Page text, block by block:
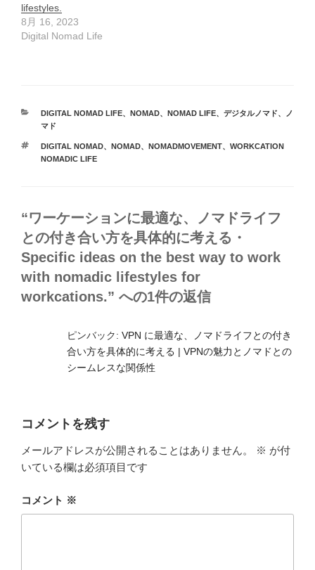
lifestyles.
8月 16, 2023
Digital Nomad Life
カ
テ
リ
ー
DIGITAL NOMAD LIFE、 NOMAD、 NOMAD LIFE、 デジタルノマド、
ノ
マド
タ
グ
DIGITAL NOMAD、 NOMAD、 NOMADMOVEMENT、 WORKCATION
NOMADIC LIFE
“ワーケーションに最適な、ノマドライフ
との付き合い方を具体的に考える・
Specific ideas on the best way to work
with nomadic lifestyles for
workcations.” への1件の返信
ピンバック: VPN に最適な、ノマドライフとの付き
合い方を具体的に考える | VPNの魅力とノマドとの
シームレスな関係性
コメントを残す
メールアドレスが公開されることはありません。 ※ が付
いている欄は必須項目です
コメント ※